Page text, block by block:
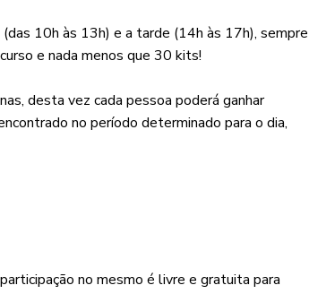
10h às 13h) e a tarde (14h às 17h), sempre
e nada menos que 30 kits!
desta vez cada pessoa poderá ganhar
no período determinado para o dia,
no mesmo é livre e gratuita para